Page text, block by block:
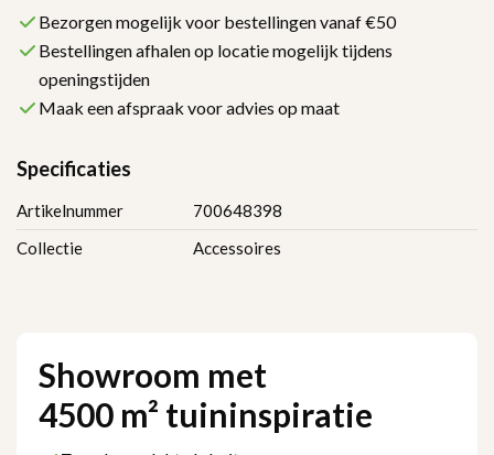
Bezorgen mogelijk voor bestellingen vanaf €50
Bestellingen afhalen op locatie mogelijk tijdens
openingstijden
Maak een afspraak voor advies op maat
Specificaties
Artikelnummer
700648398
Collectie
Accessoires
Showroom met
4500 m² tuininspiratie